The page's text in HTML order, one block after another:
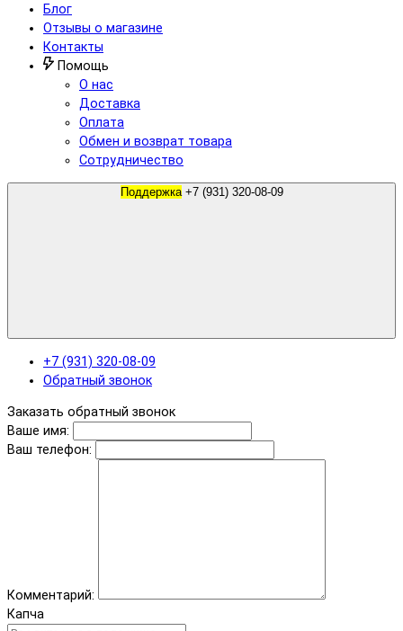
Блог
Отзывы о магазине
Контакты
Помощь
О нас
Доставка
Оплата
Обмен и возврат товара
Сотрудничество
Поддержка +7 (931) 320-08-09
+7 (931) 320-08-09
Обратный звонок
Заказать обратный звонок
Ваше имя:
Ваш телефон:
Комментарий:
Капча